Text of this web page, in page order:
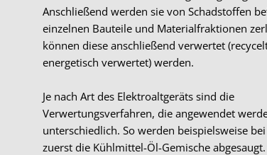
Anschließend werden sie von Schadstoffen
einzelnen Bauteile und Materialfraktionen
können diese anschließend verwertet
energetisch verwertet) werden.
Je nach Art des Elektroaltgeräts sind die
Verwertungsverfahren, die angewendet
unterschiedlich. So werden beispielsweise
zuerst die Kühlmittel-Öl-Gemische